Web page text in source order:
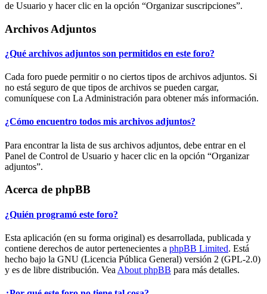
de Usuario y hacer clic en la opción “Organizar suscripciones”.
Archivos Adjuntos
¿Qué archivos adjuntos son permitidos en este foro?
Cada foro puede permitir o no ciertos tipos de archivos adjuntos. Si
no está seguro de que tipos de archivos se pueden cargar,
comuníquese con La Administración para obtener más información.
¿Cómo encuentro todos mis archivos adjuntos?
Para encontrar la lista de sus archivos adjuntos, debe entrar en el
Panel de Control de Usuario y hacer clic en la opción “Organizar
adjuntos”.
Acerca de phpBB
¿Quién programó este foro?
Esta aplicación (en su forma original) es desarrollada, publicada y
contiene derechos de autor pertenecientes a phpBB Limited. Está
hecho bajo la GNU (Licencia Pública General) versión 2 (GPL-2.0)
y es de libre distribución. Vea About phpBB para más detalles.